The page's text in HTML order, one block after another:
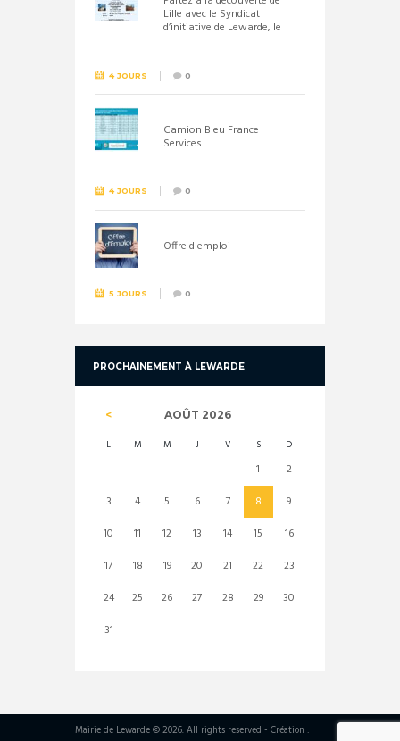
Lille avec le Syndicat
d’initiative de Lewarde, le
4 JOURS 0
Camion Bleu France
Services
4 JOURS 0
Offre d'emploi
5 JOURS 0
PROCHAINEMENT À LEWARDE
AOÛT 2026
L M M J V S D
1
2
3
4 5 6 7 8
9
10
11 12 13 14 15
16
17
18 19 20 21 22
23
24
25 26 27 28 29
30
31
Mairie de Lewarde © 2026. All rights reserved - Création :